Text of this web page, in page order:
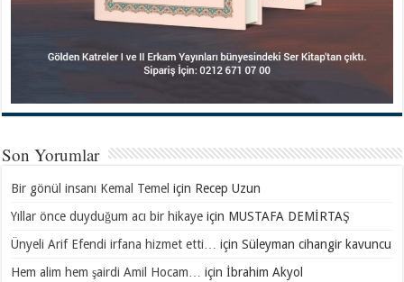
Son Yorumlar
Bir gönül insanı Kemal Temel için Recep Uzun
Yıllar önce duyduğum acı bir hikaye için MUSTAFA DEMİRTAŞ
Ünyeli Arif Efendi irfana hizmet etti…
içinSüleyman cihangir kavuncu
Hem alim hem şairdi Amil Hocam…
içinİbrahim Akyol